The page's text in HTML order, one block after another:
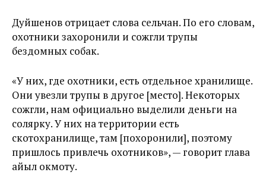
Дуйшенов отрицает слова сельчан. По его словам,
охотники захоронили и сожгли трупы
бездомных собак.
«У них, где охотники, есть отдельное хранилище.
Они увезли трупы в другое [место]. Некоторых
сожгли, нам официально выделили деньги на
солярку. У них на территории есть
скотохранилище, там [похоронили], поэтому
пришлось привлечь охотников», — говорит глава
айыл окмоту.